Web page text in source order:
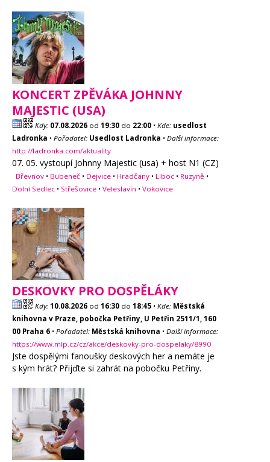
KONCERT ZPĚVÁKA JOHNNY
MAJESTIC (USA)
Kdy: 07.08.2026 od 19:30 do 22:00 • Kde: usedlost
Ladronka • Pořadatel: Usedlost Ladronka • Další informace:
http://ladronka.com/aktuality
07. 05. vystoupí Johnny Majestic (usa) + host N1 (CZ)
Břevnov • Bubeneč • Dejvice • Hradčany • Liboc • Ruzyně •
Dolní Sedlec • Střešovice • Veleslavín • Vokovice
DESKOVKY PRO DOSPĚLÁKY
Kdy: 10.08.2026 od 16:30 do 18:45 • Kde: Městská
knihovna v Praze, pobočka Petřiny, U Petřin 2511/1, 160
00 Praha 6 • Pořadatel: Městská knihovna • Další informace:
https://www.mlp.cz/cz/akce/deskovky-pro-dospelaky/8990
Jste dospělými fanoušky deskových her a nemáte je
s kým hrát? Přijďte si zahrát na pobočku Petřiny.